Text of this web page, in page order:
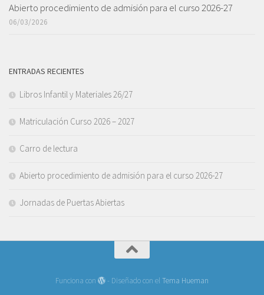
Abierto procedimiento de admisión para el curso 2026-27
06/03/2026
ENTRADAS RECIENTES
Libros Infantil y Materiales 26/27
Matriculación Curso 2026 – 2027
Carro de lectura
Abierto procedimiento de admisión para el curso 2026-27
Jornadas de Puertas Abiertas
Funciona con - Diseñado con elTema Hueman